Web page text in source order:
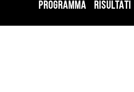
PROGRAMMA RISULTATI